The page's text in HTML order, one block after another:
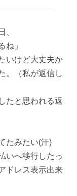
、
ね」
いけど大丈夫か
。（私が返信し
たと思われる返
たみたい(汗)
いへ移行したっ
ドレス表示出来